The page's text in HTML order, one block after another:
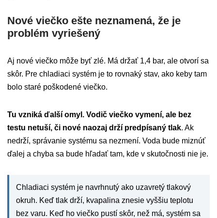
Nové viečko ešte neznamená, že je
problém vyriešený
Aj nové viečko môže byť zlé. Má držať 1,4 bar, ale otvorí sa
skôr. Pre chladiaci systém je to rovnaký stav, ako keby tam
bolo staré poškodené viečko.
Tu vzniká ďalší omyl. Vodič viečko vymení, ale bez
testu netuší, či nové naozaj drží predpísaný tlak. Ak
nedrží, správanie systému sa nezmení. Voda bude miznúť
ďalej a chyba sa bude hľadať tam, kde v skutočnosti nie je.
Chladiaci systém je navrhnutý ako uzavretý tlakový
okruh. Keď tlak drží, kvapalina znesie vyššiu teplotu
bez varu. Keď ho viečko pustí skôr, než má, systém sa